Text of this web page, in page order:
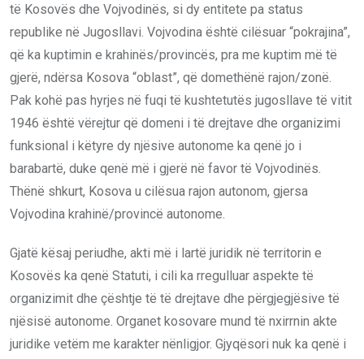
të Kosovës dhe Vojvodinës, si dy entitete pa status
republike në Jugosllavi. Vojvodina është cilësuar “pokrajina”,
që ka kuptimin e krahinës/provincës, pra me kuptim më të
gjerë, ndërsa Kosova “oblast”, që domethënë rajon/zonë.
Pak kohë pas hyrjes në fuqi të kushtetutës jugosllave të vitit
1946 është vërejtur që domeni i të drejtave dhe organizimi
funksional i këtyre dy njësive autonome ka qenë jo i
barabartë, duke qenë më i gjerë në favor të Vojvodinës.
Thënë shkurt, Kosova u cilësua rajon autonom, gjersa
Vojvodina krahinë/provincë autonome.
Gjatë kësaj periudhe, akti më i lartë juridik në territorin e
Kosovës ka qenë Statuti, i cili ka rregulluar aspekte të
organizimit dhe çështje të të drejtave dhe përgjegjësive të
njësisë autonome. Organet kosovare mund të nxirrnin akte
juridike vetëm me karakter nënligjor. Gjyqësori nuk ka qenë i